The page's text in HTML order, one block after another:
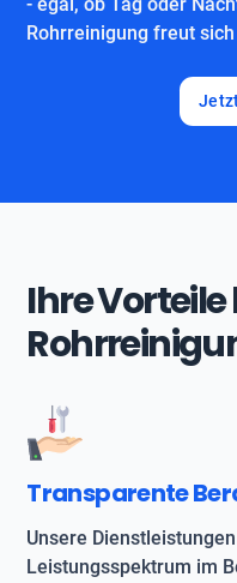
- egal, ob Tag oder
Rohrreinigung freut
Ihre Vorteile
Transparente
Unsere
Leistungsspektrum im